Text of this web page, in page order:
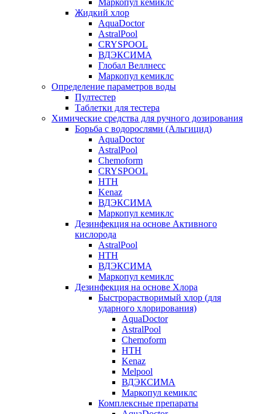
Жидкий хлор
AquaDoctor
AstralPool
CRYSPOOL
ВДЭКСИМА
Глобал Веллнесс
Маркопул кемиклс
Определение параметров воды
Пултестер
Таблетки для тестера
Химические средства для ручного дозирования
Борьба с водорослями (Альгицид)
AquaDoctor
AstralPool
Chemoform
CRYSPOOL
HTH
Kenaz
ВДЭКСИМА
Маркопул кемиклс
Дезинфекция на основе Активного
кислорода
AstralPool
HTH
ВДЭКСИМА
Маркопул кемиклс
Дезинфекция на основе Хлора
Быстрорастворимый хлор (для
ударного хлорирования)
AquaDoctor
AstralPool
Chemoform
HTH
Kenaz
Melpool
ВДЭКСИМА
Маркопул кемиклс
Комплексные препараты